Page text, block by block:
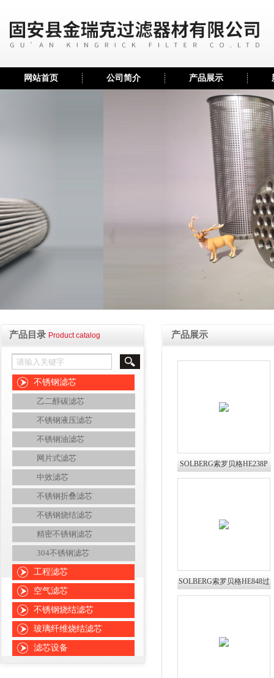
网站首页 公司简介 产品展示
产品目录 Product catalog
不锈钢滤芯
乙二醇碳滤芯
不锈钢液压滤芯
不锈钢油滤芯
网片式滤芯
中效滤芯
不锈钢折叠滤芯
不锈钢烧结滤芯
精密不锈钢滤芯
304不锈钢滤芯
工程滤芯
空气滤芯
不锈钢烧结滤芯
玻璃纤维烧结滤芯
滤芯设备
产品展示
SOLBERG索罗贝格HE238P
过滤器滤芯
SOLBERG索罗贝格HE848过
滤器滤芯HE850